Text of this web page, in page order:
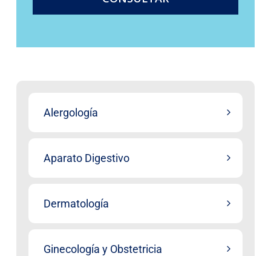
Alergología
Aparato Digestivo
Dermatología
Ginecología y Obstetricia